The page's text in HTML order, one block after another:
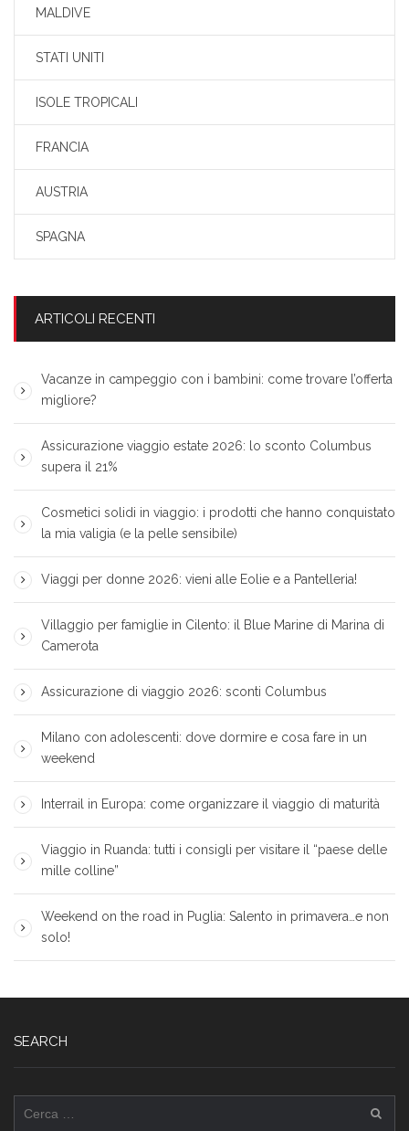
MALDIVE
STATI UNITI
ISOLE TROPICALI
FRANCIA
AUSTRIA
SPAGNA
ARTICOLI RECENTI
Vacanze in campeggio con i bambini: come trovare l’offerta
migliore?
Assicurazione viaggio estate 2026: lo sconto Columbus
supera il 21%
Cosmetici solidi in viaggio: i prodotti che hanno conquistato
la mia valigia (e la pelle sensibile)
Viaggi per donne 2026: vieni alle Eolie e a Pantelleria!
Villaggio per famiglie in Cilento: il Blue Marine di Marina di
Camerota
Assicurazione di viaggio 2026: sconti Columbus
Milano con adolescenti: dove dormire e cosa fare in un
weekend
Interrail in Europa: come organizzare il viaggio di maturità
Viaggio in Ruanda: tutti i consigli per visitare il “paese delle
mille colline”
Weekend on the road in Puglia: Salento in primavera…e non
solo!
SEARCH
per: